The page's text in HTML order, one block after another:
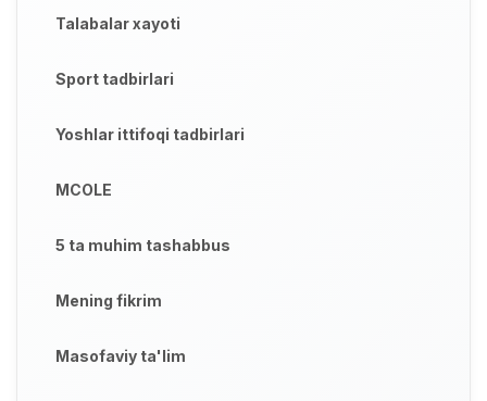
Talabalar xayoti
Sport tadbirlari
Yoshlar ittifoqi tadbirlari
MCOLE
5 ta muhim tashabbus
Mening fikrim
Masofaviy ta'lim